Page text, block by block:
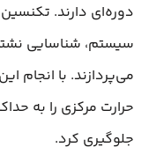
دوره‌ای دارند.
سیستم، شناسایی
می‌پردازند. با انجام
حرارت مرکزی را به
جلوگیری کرد.